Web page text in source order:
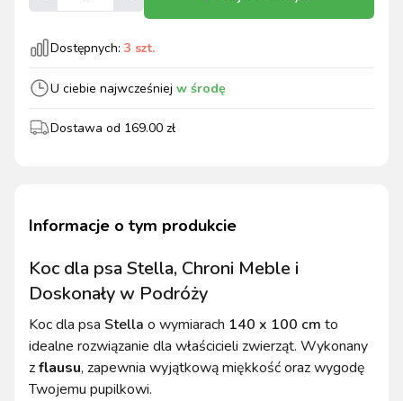
Dostępnych: 3 szt.
U ciebie najwcześniej w środę
Dostawa od 169.00 zł
Informacje o tym produkcie
Koc dla psa Stella, Chroni Meble i
Doskonały w Podróży
Koc dla psa Stella o wymiarach 140 x 100 cm to
idealne rozwiązanie dla właścicieli zwierząt. Wykonany
zflausu, zapewnia wyjątkową miękkość oraz wygodę
Twojemu pupilkowi.